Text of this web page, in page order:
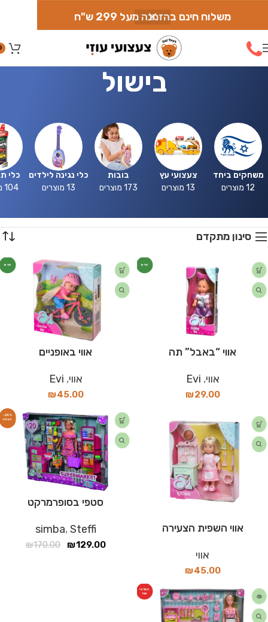
משלוח חינם בהזמנה מעל 299 ש"ח
בישול
משחקים ביחד
12 מוצרים
צעצועי עץ
13 מוצרים
בובות
173 מוצרים
כלי נגינה לילדים
13 מוצרים
כלי
104 מוצרים
סינון מתקדם
חדש
אווי “באבל” תה
אווי,
Evi
₪29.00
חדש
אווי באופניים
אווי,
Evi
₪45.00
אווי השפית הצעירה
אווי
₪45.00
-24%
סטפי בסופרמרקט
simba,Steffi
₪170.00 ₪129.00
המלאי
אזל